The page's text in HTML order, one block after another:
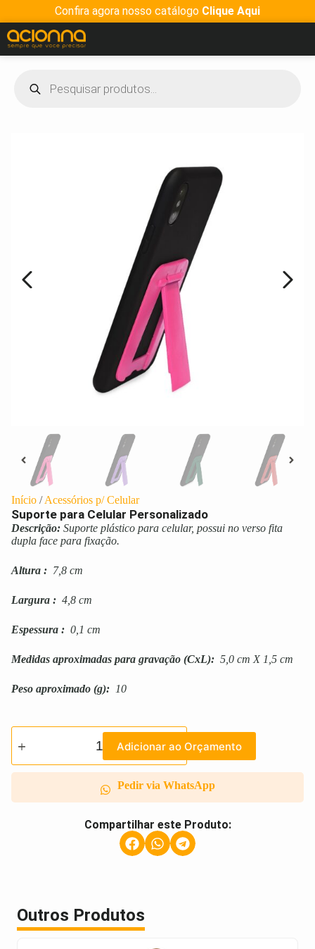
Confira agora nosso catálogo Clique Aqui
Início /Acessórios p/ Celular
Suporte para Celular Personalizado
Descrição: Suporte plástico para celular, possui no verso fita
dupla face para fixação.
Altura : 7,8 cm
Largura : 4,8 cm
Espessura : 0,1 cm
Medidas aproximadas para gravação (CxL): 5,0 cm X 1,5 cm
Peso aproximado (g): 10
Adicionar ao Orçamento
Pedir via WhatsApp
Compartilhar este Produto:
Outros Produtos